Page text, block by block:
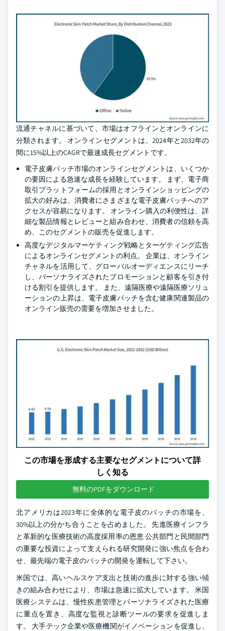
流通チャネルに基づいて、市場はオフラインとオンラインに
分類されます。 オンラインセグメントは、2024年と2032年の
間に15%以上のCAGRで最速成長セグメントです。
電子皮膚パッチ市場のオンラインセグメントは、いくつか
の要因による急速な成長を経験しています。 まず、電子商
取引プラットフォームの採用とオンラインショッピングの
拡大の好みは、消費者にさまざまな電子皮膚パッチへのア
クセスが容易になります。 オンライン購入の利便性は、詳
細な製品情報とレビューと組み合わせ、消費者の信頼を高
め、このセグメントの販売を促進します。
高度なデジタルマーケティング戦略とターゲティング広告
によるオンラインセグメントの利点。 企業は、オンライン
チャネルを活用して、グローバルオーディエンスにリーチ
し、パーソナライズされたプロモーションと顧客を引き付
ける割引を提供します。 また、遠隔医療や遠隔医療ソリュ
ーションの上昇は、電子皮膚パッチを含む健康関連製品の
オンライン販売の需要を増加させました。
この市場を形成する主要なセグメントについて詳
しく知る
無料のPDFをダウンロード
北アメリカは2023年に全体的な電子皮のパッチの市場を、
30%以上の分かち合うことを占めました。 先進医療インフラ
と革新的な医療技術の高度採用率の恩恵 公共部門と民間部門
の重要な投資によって支えられる研究開発に強い焦点を合わ
せ、最先端の電子皮のパッチの開発を運転して下さい。
米国では、高いヘルスケア支出と技術の進歩に対する強い傾
きの組み合わせにより、市場は急速に拡大しています。 米国
医療システムは、慢性疾患管理とパーソナライズされた医療
に重点を置き、高度な監視と診断ツールの要求を促進しま
す。 大手テック企業や医療機関がイノベーションを促進し、